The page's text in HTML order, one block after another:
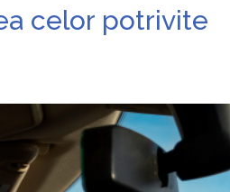
celor potrivite